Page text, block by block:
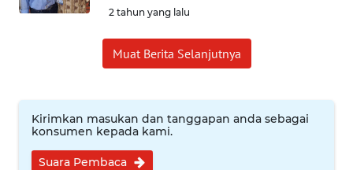
2 tahun yang lalu
Muat Berita Selanjutnya
Kirimkan masukan dan tanggapan anda sebagai
konsumen kepada kami.
Suara Pembaca
WN
WN